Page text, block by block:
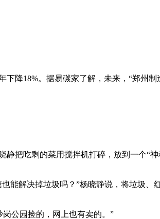
下降18%。据易碳家了解，未来，“郑州
把吃剩的菜用搅拌机打碎，放到一个“
解决掉垃圾吗？”杨晓静说，将垃圾、
公园捡的，网上也有卖的。”